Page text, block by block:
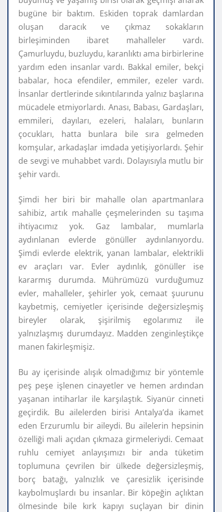
bugüne bir baktım. Eskiden toprak damlardan
oluşan daracık ve çıkmaz sokakların
birleşiminden ibaret mahalleler vardı.
Çamurluydu, buzluydu, karanlıktı ama birbirlerine
yardım eden insanlar vardı. Bakkal emiler, bekçi
babalar, hoca efendiler, emmiler, ezeler vardı.
İnsanlar dertlerinde sıkıntılarında yalnız başlarına
mücadele etmiyorlardı. Anası, Babası, Gardaşları,
emmileri, dayıları, ezeleri, halaları, bunların
çocukları, hatta bunlara bile sıra gelmeden
komşular, arkadaşlar imdada yetişiyorlardı. Şehir
de sevgi ve muhabbet vardı. Dolayısıyla mutlu bir
şehir vardı.
Şimdi her biri bir mahalle olan apartmanlara
sahibiz, artık mahalle çeşmelerinden su taşıma
ihtiyacımız yok. Gaz lambalar, mumlarla
aydınlanan evlerde gönüller aydınlanıyordu.
Şimdi evlerde elektrik, yanan lambalar, elektrikli
ev araçları var. Evler aydınlık, gönüller ise
kararmış durumda. Mührümüzü vurduğumuz
evler, mahalleler, şehirler yok, cemaat şuurunu
kaybetmiş, cemiyetler içerisinde değersizleşmiş
bireyler olarak, şişirilmiş egolarımız ile
yalnızlaşmış durumdayız. Madden zenginleştikçe
manen fakirleşmişiz.
Bu ay içerisinde alışık olmadığımız bir yöntemle
peş peşe işlenen cinayetler ve hemen ardından
yaşanan intiharlar ile karşılaştık. Siyanür cinneti
geçirdik. Bu ailelerden birisi Antalya’da ikamet
eden Erzurumlu bir aileydi. Bu ailelerin hepsinin
özelliği mali açıdan çıkmaza girmeleriydi. Cemaat
ruhlu cemiyet anlayışımızı bir anda tüketim
toplumuna çevrilen bir ülkede değersizleşmiş,
borç batağı, yalnızlık ve çaresizlik içerisinde
kaybolmuşlardı bu insanlar. Bir köpeğin açlıktan
ölmesinde bile kırk kapıyı suçlayan bir dinin